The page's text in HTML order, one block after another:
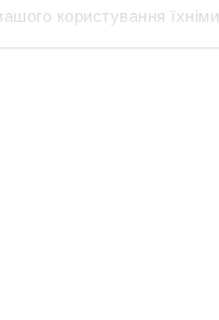
користування їхніми